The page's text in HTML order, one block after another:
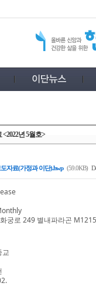
년 5월호>
자료(가정과 이단).hwp (59.0KB)
궁로 249 별내파라곤 M1215
교